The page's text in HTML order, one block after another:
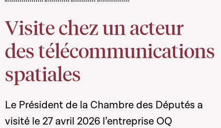
Visite chez un acteur
des télécommunications
spatiales
Le Président de la Chambre des Députés a
visité le 27 avril 2026 l’entreprise OQ